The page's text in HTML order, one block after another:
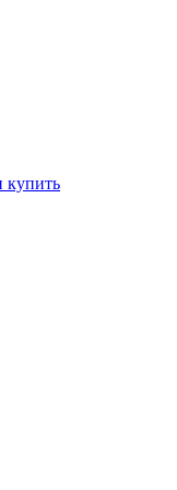
купить